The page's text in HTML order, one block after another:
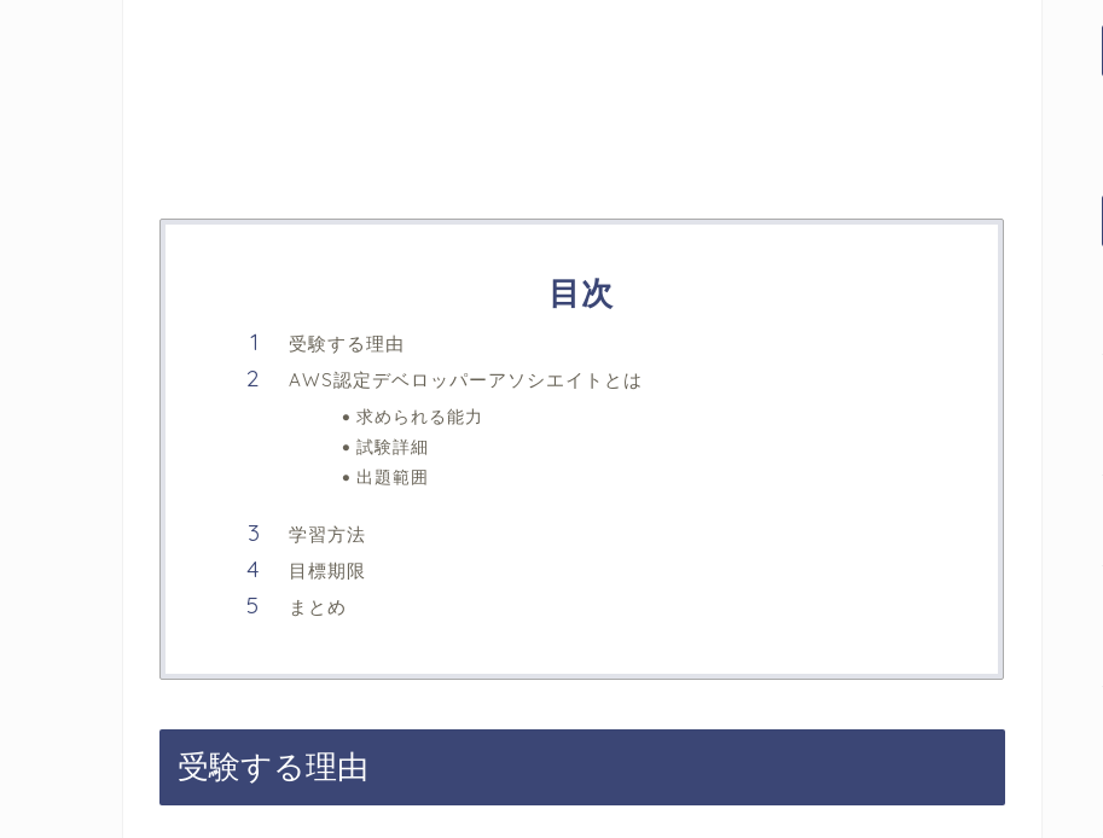
目次
受験する理由
AWS認定デベロッパーアソシエイトとは
求められる能力
試験詳細
出題範囲
学習方法
目標期限
まとめ
受験する理由